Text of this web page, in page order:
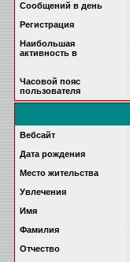
Сообщений в день
Регистрация
Наибольшая
активность в
Часовой пояс
пользователя
Вебсайт
Дата рождения
Место жительства
Увлечения
Имя
Фамилия
Отчество